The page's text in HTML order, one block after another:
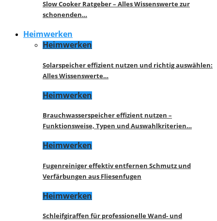
Slow Cooker Ratgeber – Alles Wissenswerte zur
schonenden…
Heimwerken
Heimwerken
Solarspeicher effizient nutzen und richtig auswählen:
Alles Wissenswerte…
Heimwerken
Brauchwasserspeicher effizient nutzen –
Funktionsweise, Typen und Auswahlkriterien…
Heimwerken
Fugenreiniger effektiv entfernen Schmutz und
Verfärbungen aus Fliesenfugen
Heimwerken
Schleifgiraffen für professionelle Wand- und